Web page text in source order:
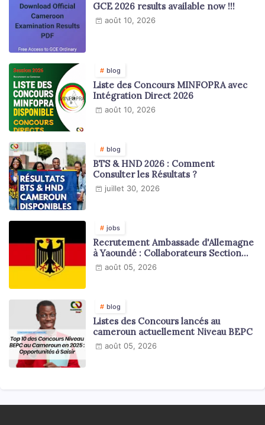
GCE 2026 results available now !!!
août 10, 2026
blog
Liste des Concours MINFOPRA avec
Intégration Direct 2026
août 10, 2026
blog
BTS & HND 2026 : Comment
Consulter les Résultats ?
juillet 30, 2026
jobs
Recrutement Ambassade d'Allemagne
à Yaoundé : Collaborateurs Section
Juridique et Consulaire
août 05, 2026
blog
Listes des Concours lancés au
cameroun actuellement Niveau BEPC
août 05, 2026